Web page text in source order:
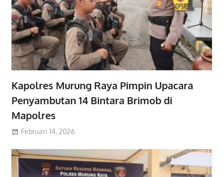
Kapolres Murung Raya Pimpin Upacara
Penyambutan 14 Bintara Brimob di
Mapolres
Februari 14, 2026